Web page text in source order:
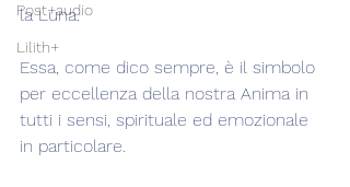
Post+audio
Lilith+
la Luna.
Essa, come dico sempre, è il simbolo
per eccellenza della nostra Anima in
tutti i sensi, spirituale ed emozionale
in particolare.